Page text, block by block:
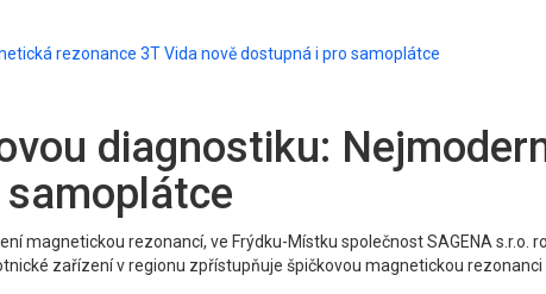
rezonance 3T Vida nově dostupná i pro samoplátce
diagnostiku:
magnetickou rezonancí, ve Frýdku-Místku společnost SAGENA s.r.o.
zařízení v regionu zpřístupňuje špičkovou magnetickou